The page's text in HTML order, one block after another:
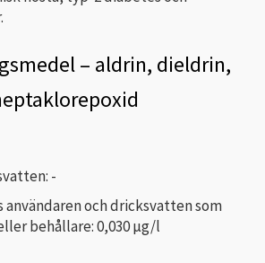
– aldrin, dieldrin,
-
användaren och dricksvatten som
behållare: 0,030 µg/l